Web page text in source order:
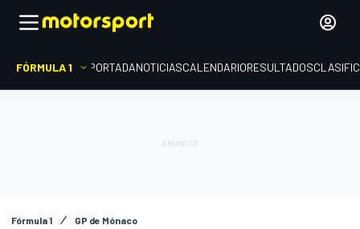
FÓRMULA 1 PORTADANOTICIASCALENDARIORESULTADOS
Fórmula 1 GP de Mónaco